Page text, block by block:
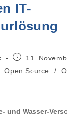
IT-
11.
Open Source /
und Wasser-